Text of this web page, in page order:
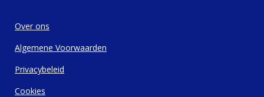
Over ons
Algemene Voorwaarden
Privacybeleid
Cookies